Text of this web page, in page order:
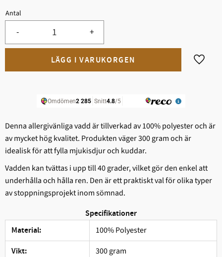
Antal
+
-
Lägg
Denna allergivänliga vadd är tillverkad av 100% polyester och är
av mycket hög kvalitet. Produkten väger 300 gram och är
idealisk för att fylla mjukisdjur och kuddar.
Vadden kan tvättas i upp till 40 grader, vilket gör den enkel att
underhålla och hålla ren. Den är ett praktiskt val för olika typer
av stoppningsprojekt inom sömnad.
Specifikationer
Material:
100% Polyester
Vikt: 300 gram